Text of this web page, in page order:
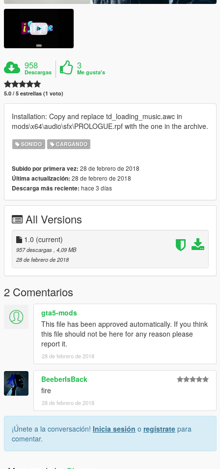
958
Descargas
3
Me gusta's
5.0 / 5 estrellas (1 voto)
Installation: Copy and replace td_loading_music.awc in
mods\x64\audio\sfx\PROLOGUE.rpf with the one in the archive.
SONIDO CARGANDO
Subido por primera vez: 28 de febrero de 2018
Última actualización: 28 de febrero de 2018
Descarga más reciente: hace 3 días
All Versions
1.0 (current)
957 descargas , 4,09 MB
28 de febrero de 2018
2 Comentarios
gta5-mods
This file has been approved automatically. If you think
this file should not be here for any reason please
report it.
28 de febrero de 2018
BeeberIsBack
fire
28 de febrero de 2018
¡Únete a la conversación! Inicia sesión o regístrate para
comentar.